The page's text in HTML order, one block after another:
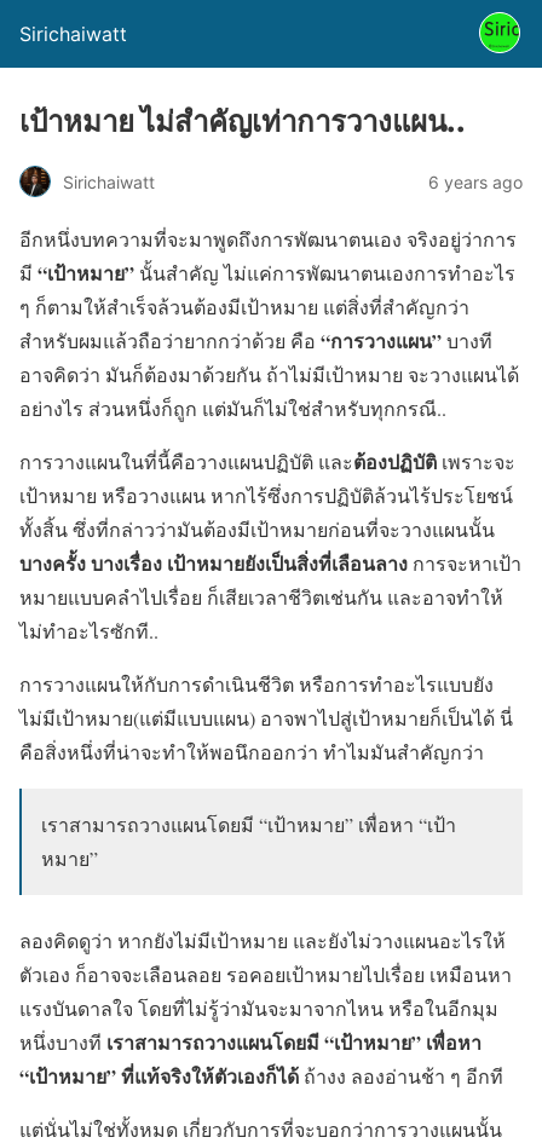
Sirichaiwatt
เป้าหมาย ไม่สำคัญเท่าการวางแผน..
Sirichaiwatt 6 years ago
อีกหนึ่งบทความที่จะมาพูดถึงการพัฒนาตนเอง จริงอยู่ว่าการ
มี “เป้าหมาย” นั้นสำคัญ ไม่แค่การพัฒนาตนเองการทำอะไร
ๆ ก็ตามให้สำเร็จล้วนต้องมีเป้าหมาย แต่สิ่งที่สำคัญกว่า
สำหรับผมแล้วถือว่ายากกว่าด้วย คือ “การวางแผน”บางที
อาจคิดว่า มันก็ต้องมาด้วยกัน ถ้าไม่มีเป้าหมาย จะวางแผนได้
อย่างไร ส่วนหนึ่งก็ถูก แต่มันก็ไม่ใช่สำหรับทุกกรณี..
การวางแผนในที่นี้คือวางแผนปฏิบัติ และต้องปฏิบัติ เพราะจะ
เป้าหมาย หรือวางแผน หากไร้ซึ่งการปฏิบัติล้วนไร้ประโยชน์
ทั้งสิ้น ซึ่งที่กล่าวว่ามันต้องมีเป้าหมายก่อนที่จะวางแผนนั้น
บางครั้ง บางเรื่อง เป้าหมายยังเป็นสิ่งที่เลือนลาง การจะหาเป้า
หมายแบบคลำไปเรื่อย ก็เสียเวลาชีวิตเช่นกัน และอาจทำให้
ไม่ทำอะไรซักที..
การวางแผนให้กับการดำเนินชีวิต หรือการทำอะไรแบบยัง
ไม่มีเป้าหมาย(แต่มีแบบแผน) อาจพาไปสู่เป้าหมายก็เป็นได้ นี่
คือสิ่งหนึ่งที่น่าจะทำให้พอนึกออกว่า ทำไมมันสำคัญกว่า
เราสามารถวางแผนโดยมี “เป้าหมาย” เพื่อหา “เป้า
หมาย”
ลองคิดดูว่า หากยังไม่มีเป้าหมาย และยังไม่วางแผนอะไรให้
ตัวเอง ก็อาจจะเลือนลอย รอคอยเป้าหมายไปเรื่อย เหมือนหา
แรงบันดาลใจ โดยที่ไม่รู้ว่ามันจะมาจากไหน หรือในอีกมุม
หนึ่งบางที เราสามารถวางแผนโดยมี “เป้าหมาย” เพื่อหา
“เป้าหมาย” ที่แท้จริงให้ตัวเองก็ได้ ถ้างง ลองอ่านช้า ๆ อีกที
แต่นั่นไม่ใช่ทั้งหมด เกี่ยวกับการที่จะบอกว่าการวางแผนนั้น